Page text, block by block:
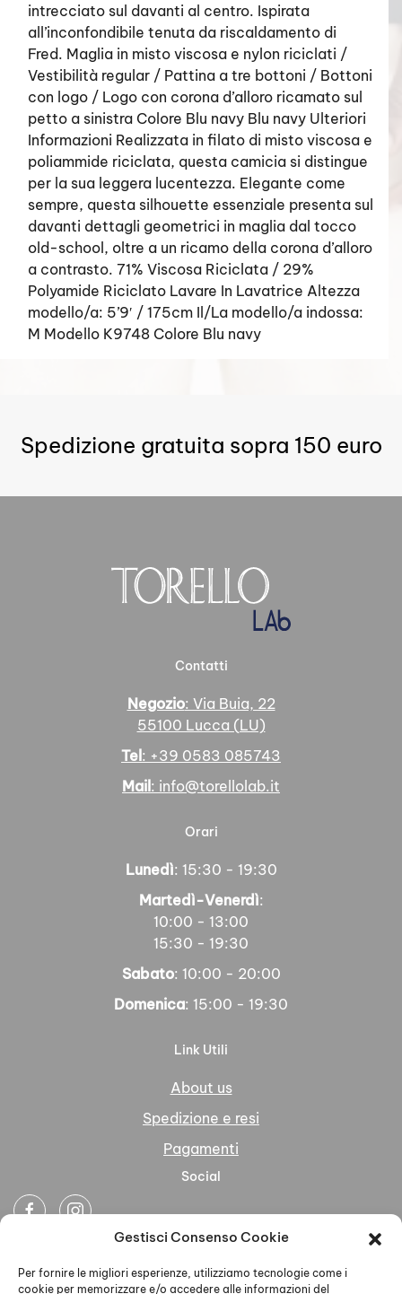
Gestisci Consenso Cookie
Per fornire le migliori esperienze, utilizziamo tecnologie come i
cookie per memorizzare e/o accedere alle informazioni del
intrecciato sul davanti al centro. Ispirata
all’inconfondibile tenuta da riscaldamento di
Fred. Maglia in misto viscosa e nylon riciclati /
Vestibilità regular / Pattina a tre bottoni / Bottoni
con logo / Logo con corona d’alloro ricamato sul
petto a sinistra Colore Blu navy Blu navy Ulteriori
Informazioni Realizzata in filato di misto viscosa e
poliammide riciclata, questa camicia si distingue
per la sua leggera lucentezza. Elegante come
sempre, questa silhouette essenziale presenta sul
davanti dettagli geometrici in maglia dal tocco
old-school, oltre a un ricamo della corona d’alloro
a contrasto. 71% Viscosa Riciclata / 29%
Polyamide Riciclato Lavare In Lavatrice Altezza
modello/a: 5’9′ / 175cm Il/La modello/a indossa:
M Modello K9748 Colore Blu navy
Spedizione gratuita sopra 150 euro
Contatti
Negozio: Via Buia, 22
55100 Lucca (LU)
Tel: +39 0583 085743
Mail: info@torellolab.it
Orari
Lunedì: 15:30 - 19:30
Martedì-Venerdì:
10:00 - 13:00
15:30 - 19:30
Sabato: 10:00 - 20:00
Domenica: 15:00 - 19:30
Link Utili
About us
Spedizione e resi
Pagamenti
Social